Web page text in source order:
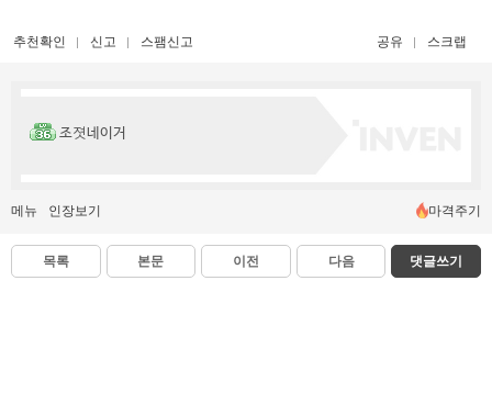
추천확인 신고 스팸신고 공유 스크랩
조졋네이거
메뉴 인장보기 마격주기
목록 본문 이전 다음 댓글쓰기